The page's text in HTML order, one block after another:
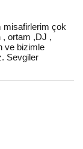
misafirlerim çok
, ortam ,DJ ,
ve bizimle
Sevgiler